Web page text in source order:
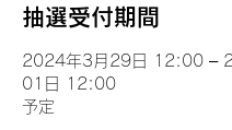
抽選受付期間
2024年3月29日 12:00 –
01日 12:00
予定